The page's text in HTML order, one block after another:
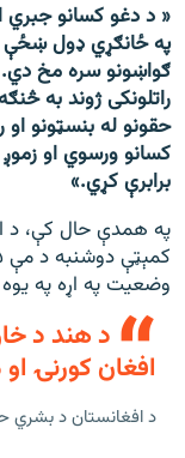
« د دغو کسانو
په ځانګړي ډول ښځې
ګواښونو سره مخ
راتلونکی ژوند به
حقونو له بنسټونو
کسانو ورسوي او زموږ
برابرې کړي.»
په همدې حال کې، د
وضعیت په اړه په یوه
د هند د
افغان کورنۍ
د افغانستان د بشري